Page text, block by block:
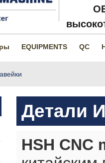
EQUIPMENTS QC
Детали
HSH CNC